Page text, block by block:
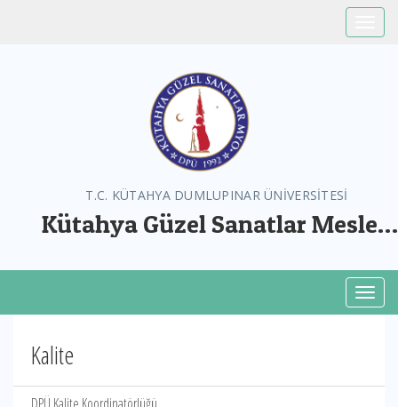
T.C. KÜTAHYA DUMLUPINAR ÜNİVERSİTESİ
Kütahya Güzel Sanatlar Meslek
Kalite